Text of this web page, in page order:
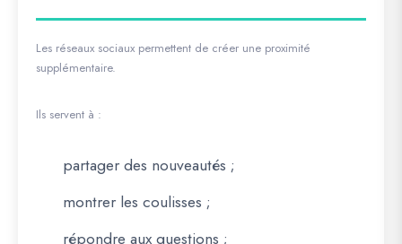
Les réseaux sociaux permettent de créer une proximité
supplémentaire.
Ils servent à :
partager des nouveautés ;
montrer les coulisses ;
répondre aux questions ;